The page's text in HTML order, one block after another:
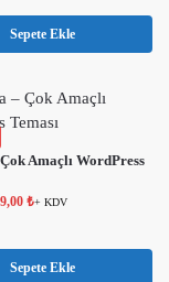
Sepete Ekle
Amaçlı WordPress
₺+ KDV
Sepete Ekle